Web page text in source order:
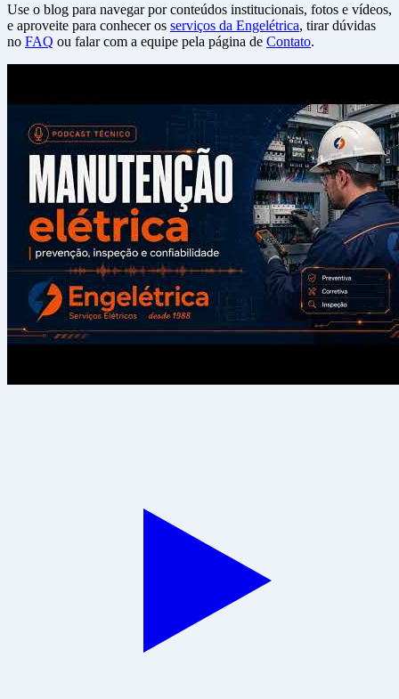
Use o blog para navegar por conteúdos institucionais, fotos e vídeos,
e aproveite para conhecer os serviços da Engelétrica, tirar dúvidas
no FAQ ou falar com a equipe pela página de Contato.